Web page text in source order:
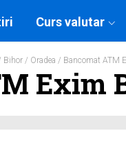
Curs valutar
Bihor / Oradea / Bancomat ATM
Exim